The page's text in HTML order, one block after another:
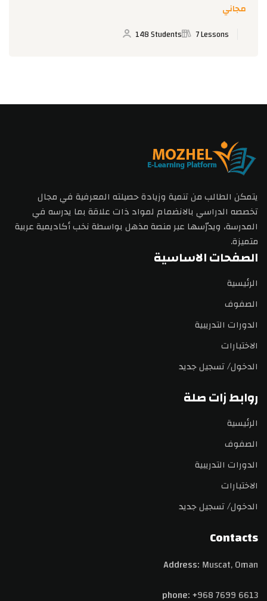
مجاني
7 Lessons
148 Students
يتمكن الطالب من تنمية وزيادة حصيلته المعرفية في مجال
تخصصه الدراسي بالانضمام لمواد ذات علاقة بما يدرسه في
المدرسة، ويدرّسها عبر منصة مذهل بواسطة نخب أكاديمية عربية
متميزة.
الصفحات الاساسية
الرئيسية
الصفوف
الدورات التدريبية
الاختبارات
الدخول/ تسجيل جديد
روابط زات صلة
الرئيسية
الصفوف
الدورات التدريبية
الاختبارات
الدخول/ تسجيل جديد
Contacts
Address: Muscat, Oman
phone:+968 7699 6613